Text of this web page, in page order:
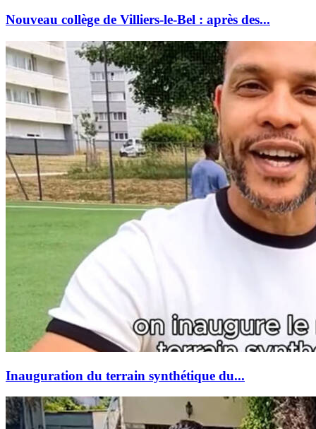
Nouveau collège de Villiers-le-Bel : après des...
Inauguration du terrain synthétique du...